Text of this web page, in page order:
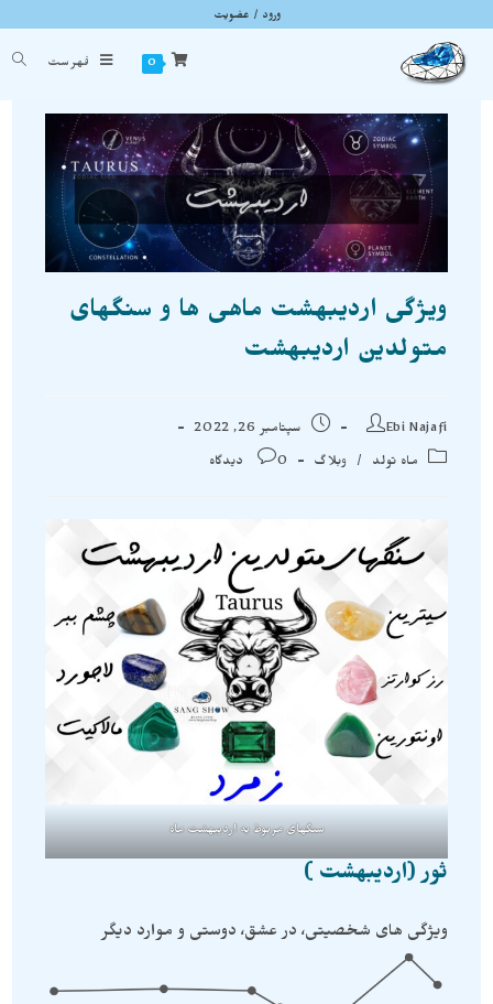
ورود / عضویت
0 فهرست شما اینجا هستید ویژگی اردیبهشت ماهی ها و سنگهای متولدین اردیبهشت
ویژگی اردیبهشت ماهی ها و سنگهای
متولدین اردیبهشت
Ebi Najafi سپتامبر 26, 2022
ماه تولد / وبلاگ 0 دیدگاه
سنگهای مربوط به اردیبهشت ماه
ثور (اردیبهشت )
ویژگی های شخصیتی، در عشق، دوستی و موارد دیگر